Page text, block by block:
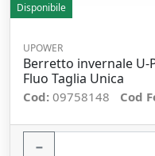
Disponibile
UPOWER
Berretto invernale U-
Fluo Taglia Unica
Cod: 09758148 Cod
−